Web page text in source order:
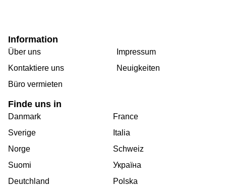
Information
Über uns
Kontaktiere uns
Büro vermieten
Impressum
Neuigkeiten
Finde uns in
Danmark
Sverige
Norge
Suomi
Deutchland
France
Italia
Schweiz
Україна
Polska